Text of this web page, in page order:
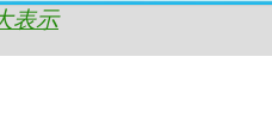
表示